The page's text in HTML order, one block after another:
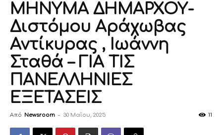
ΜΗΝΥΜΑ ΔΗΜΑΡΧΟΥ-
Διστόμου Αράχωβας
Αντίκυρας , Ιωάννη
Σταθά – ΓΙΑ ΤΙΣ
ΠΑΝΕΛΛΗΝΙΕΣ
ΕΞΕΤΑΣΕΙΣ
Από Newsroom - 30 Μαΐου, 2025 11